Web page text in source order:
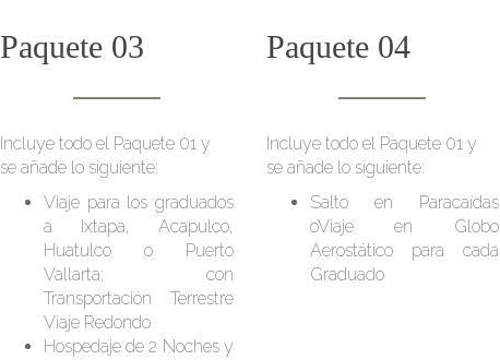
Paquete 03
Incluye todo el Paquete 01 y
se añade lo siguiente:
Viaje para los graduados
a Ixtapa, Acapulco,
Huatulco o Puerto
Vallarta; con
Transportación Terrestre
Viaje Redondo
Hospedaje de 2 Noches y
Paquete 04
Incluye todo el Paquete 01 y
se añade lo siguiente:
Salto en Paracaídas
oViaje en Globo
Aerostático para cada
Graduado